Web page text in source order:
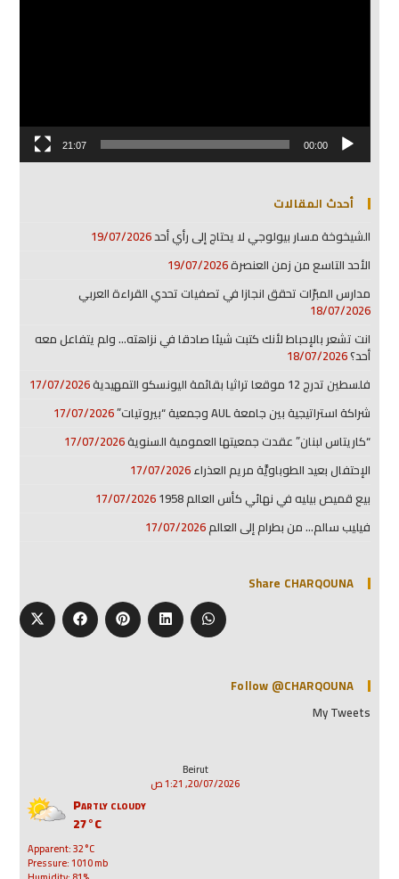
00:00
21:07
أحدث المقالات
الشيخوخة مسار بيولوجي لا يحتاج إلى رأي أحد19/07/2026
الأحد التاسع من زمن العنصرة19/07/2026
مدارس المبرّات تحقق انجازا في تصفيات تحدي القراءة العربي
18/07/2026
انت تشعر بالإحباط لأنك كتبت شيئا صادقا في نزاهته… ولم يتفاعل معه
أحد؟18/07/2026
فلسطين تدرج 12 موقعا تراثيا بقائمة اليونسكو التمهيدية
17/07/2026
شراكة استراتيجية بين جامعة AUL وجمعية “بيروتيات”
17/07/2026
“كاريتاس لبنان” عقدت جمعيتها العمومية السنوية17/07/2026
الإحتفال بعيد الطوباويَّة مريم العذراء17/07/2026
بيع قميص بيليه في نهائي كأس العالم 1958
17/07/2026
فيليب سالم… من بطرام إلى العالم17/07/2026
Share CHARQOUNA
Follow @CHARQOUNA
My Tweets
Beirut
20/07/2026, 1:21 ص
Partly cloudy
27°C
Apparent: 32°C
Pressure: 1010 mb